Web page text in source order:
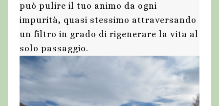
può pulire il tuo animo da ogni
impurità, quasi stessimo attraversando
un filtro in grado di rigenerare la vita al
solo passaggio.